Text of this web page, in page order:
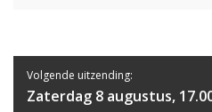
Volgende uitzending:
Zaterdag 8 augustus,